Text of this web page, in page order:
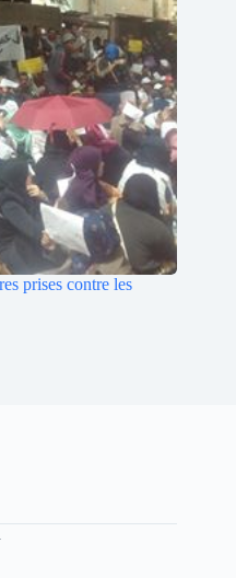
prises contre les